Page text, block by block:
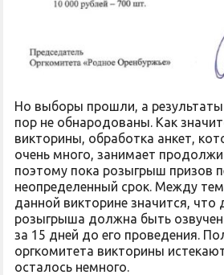
Но выборы прошли, а
пор не обнародованы. Как
викторины, обработка анкет,
очень много, занимает
поэтому пока розыгрыш призов
неопределенный срок. Между
данной викторине значится, что
розыгрыша должна быть
за 15 дней до его проведения.
оргкомитета викторины
осталось немного.